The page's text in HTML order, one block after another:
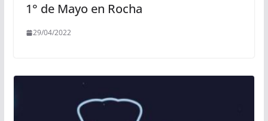
1° de Mayo en Rocha
29/04/2022